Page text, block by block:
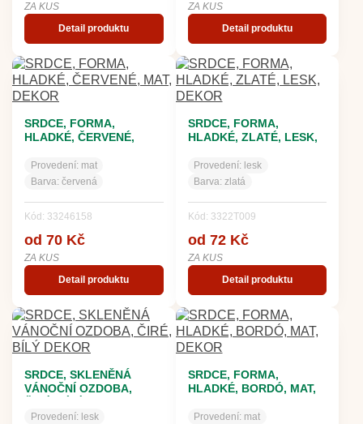
ZA KUS
Detail produktu
ZA KUS
Detail produktu
SRDCE, FORMA,
HLADKÉ, ČERVENÉ,
Provedení: mat
Barva: červená
Kód: 33246158
od 70 Kč
ZA KUS
Detail produktu
SRDCE, FORMA,
HLADKÉ, ZLATÉ, LESK,
Provedení: lesk
Barva: zlatá
Kód: 3322T009
od 72 Kč
ZA KUS
Detail produktu
SRDCE, SKLENĚNÁ
VÁNOČNÍ OZDOBA,
Provedení: lesk
SRDCE, FORMA,
HLADKÉ, BORDÓ, MAT,
Provedení: mat